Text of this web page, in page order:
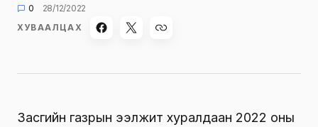
0
28/12/2022
ХУВААЛЦАХ
Засгийн газрын ээлжит хуралдаан 2022 оны